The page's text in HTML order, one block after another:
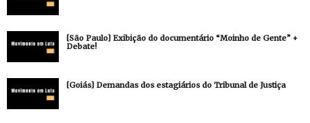
[São Paulo] Exibição do documentário “Moinho de Gente” +
Debate!
[Goiás] Demandas dos estagiários do Tribunal de Justiça